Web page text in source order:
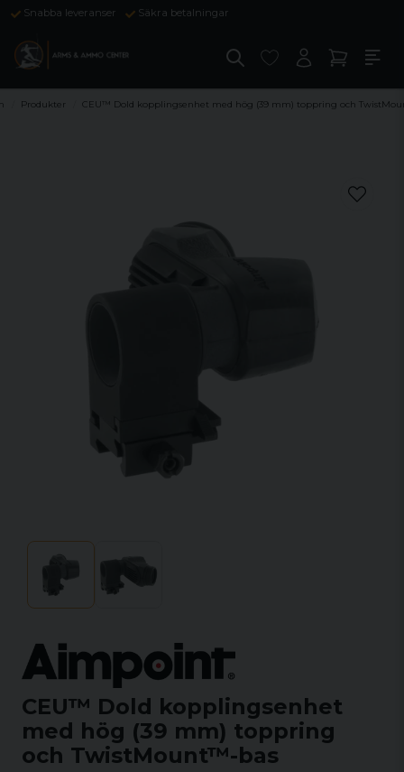
Snabba leveranser Säkra betalningar
Produkter CEU™ Dold kopplingsenhet med hög (39 mm) toppring och
CEU™ Dold kopplingsenhet
med hög (39 mm) toppring
och TwistMount™-bas